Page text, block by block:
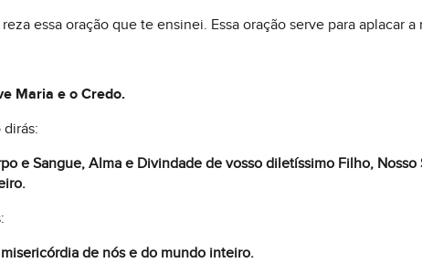
essa oração que te ensinei. Essa oração serve para aplacar
Maria e o Credo.
dirás:
e Sangue, Alma e Divindade de vosso diletíssimo Filho,
de nós e do mundo inteiro.